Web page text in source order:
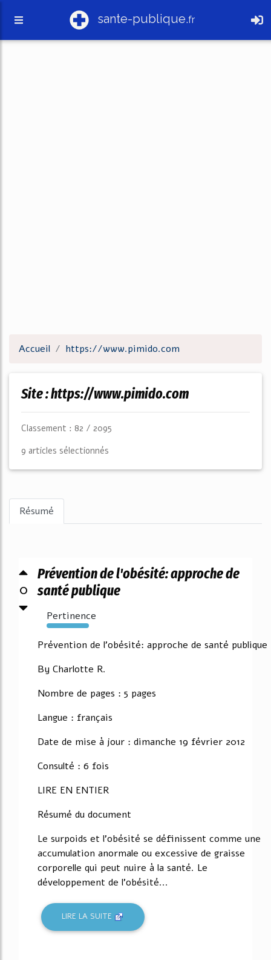
sante-publique.fr
Accueil https://www.pimido.com
Site : https://www.pimido.com
Classement : 82 / 2095
9 articles sélectionnés
Résumé
0
Prévention de l'obésité: approche de
santé publique
Pertinence
3616%
Prévention de l'obésité: approche de santé publique
By Charlotte R.
Nombre de pages : 5 pages
Langue : français
Date de mise à jour : dimanche 19 février 2012
Consulté : 6 fois
LIRE EN ENTIER
Résumé du document
Le surpoids et l’obésité se définissent comme une
accumulation anormale ou excessive de graisse
corporelle qui peut nuire à la santé. Le
développement de l’obésité...
LIRE LA SUITE